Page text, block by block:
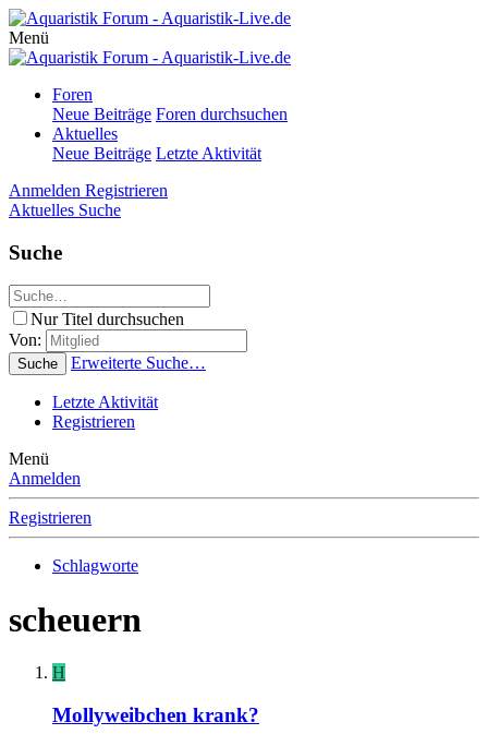
Menü
Foren
Neue Beiträge Foren durchsuchen
Aktuelles
Neue Beiträge Letzte Aktivität
Anmelden Registrieren
Aktuelles Suche
Suche
Nur Titel durchsuchen
Von:
Suche Erweiterte Suche…
Letzte Aktivität
Registrieren
Menü
Anmelden
Registrieren
Schlagworte
scheuern
H
Mollyweibchen krank?